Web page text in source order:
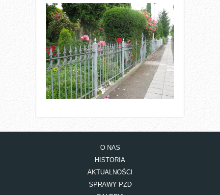
O NAS
HISTORIA
AKTUALNOŚCI
SPRAWY PZD